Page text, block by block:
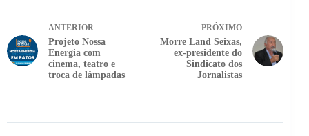
ANTERIOR
Projeto Nossa
Energia com
cinema, teatro e
troca de lâmpadas
PRÓXIMO
Morre Land Seixas,
ex-presidente do
Sindicato dos
Jornalistas